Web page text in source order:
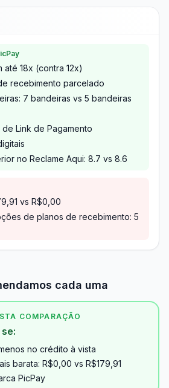
até 18x (contra 12x)
recebimento parcelado
7 bandeiras vs 5 bandeiras
Link de Pagamento
no Reclame Aqui: 8.7 vs 8.6
vs R$0,00
de planos de recebimento: 5
cada uma
COMPARAÇÃO
no crédito à vista
barata: R$0,00 vs R$179,91
PicPay